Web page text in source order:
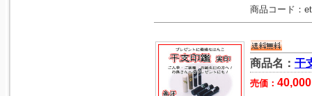
商品コード：
商品名： 干
売価： 40,000